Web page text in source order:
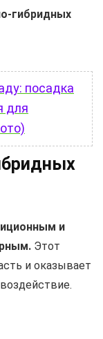
гибридных
посадка
для
и
Этот
и оказывает